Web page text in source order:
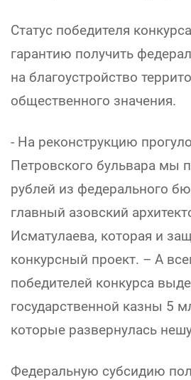
Статус победителя
гарантию получить
на благоустройство
общественного значения.
- На реконструкцию
Петровского бульвара мы
рублей из федерального
главный азовский
Исматулаева, которая и
конкурсный проект. – А
победителей конкурса
государственной казны 5
которые развернулась
Федеральную субсидию